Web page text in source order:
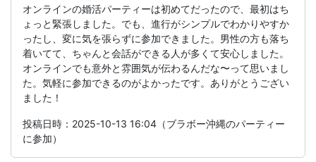
オンラインの婚活パーティーは初めてだったので、最初はち
ょっと緊張しました。でも、進行がシンプルでわかりやすか
ったし、変に気を張らずに参加できました。男性の方も落ち
着いてて、ちゃんと会話ができる人が多くて安心しました。
オンラインでも意外と雰囲気が伝わるんだな〜って思いまし
た。気軽に参加できるのがよかったです。ありがとうござい
ました！
投稿日時：2025-10-13 16:04（ブラボー沖縄のパーティー
に参加）